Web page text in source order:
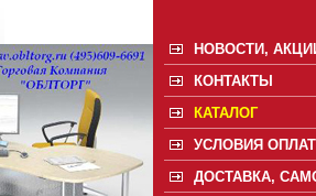
НОВОСТИ,
КОНТАКТЫ
КАТАЛОГ
УСЛОВИЯ
ДОСТАВКА,